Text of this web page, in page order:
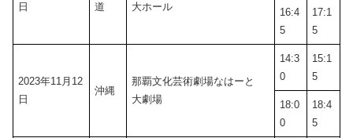
日
道
大ホール
16:4
5
17:1
5
2023年11月12
日
沖縄
那覇文化芸術劇場なはーと
大劇場
14:3
0
15:1
5
18:0
0
18:4
5